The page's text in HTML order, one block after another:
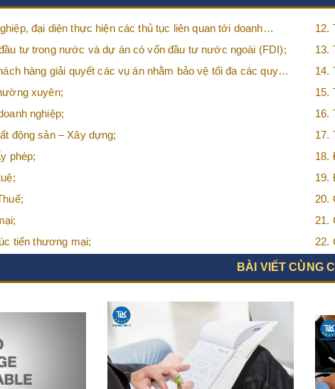
đại diện thực hiện các thủ tục liên quan tới doanh
12.
tư trong nước và dự án có vốn đầu tư nước ngoài (FDI);
13.
hàng giải quyết các vụ án nhằm bảo vệ tối đa các quyền
14.
xuyên;
15.
nghiệp;
16.
động sản – Xây dựng;
17.
phép;
18.
19.
20.
tử,
21.
tiến thương mại; 22.
BÀI VIẾT CÙNG